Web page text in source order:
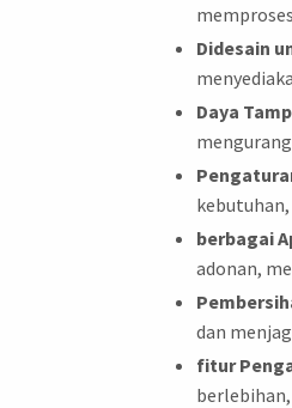
Didesain
Daya
berbagai
adonan,
dan
fitur